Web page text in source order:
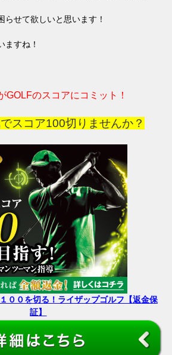
らせて欲しいと思います！
ますね！
GOLFのスコアにコミット！
スコア100切りませんか？
００を切る！ライザップゴルフ【返金保
証】